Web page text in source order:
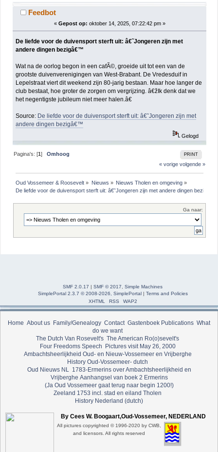
dingen bezigâ€™ (gelezen 71 keer)
Feedbot
« Gepost op: oktober 14, 2025, 07:22:42 pm »
De liefde voor de duivensport sterft uit: â€˜Jongeren zijn met
andere dingen bezigâ€™
Wat na de oorlog begon in een cafÃ©, groeide uit tot een van de
grootste duivenverenigingen van West-Brabant. De Vredesduif in
Lepelstraat viert dit weekend zijn 80-jarig bestaan. Maar hoe langer de
club bestaat, hoe groter de zorgen om vergrijzing. â€žIk denk dat we
het negentigste jubileum niet meer halen.â€
Source: De liefde voor de duivensport sterft uit: â€˜Jongeren zijn met
andere dingen bezigâ€™
Gelogd
PRINT
Pagina's: [1]Omhoog
« vorige volgende »
Oud Vossemeer & Roosevelt » Nieuws » Nieuws Tholen en omgeving»
De liefde voor de duivensport sterft uit: â€˜Jongeren zijn met andere dingen bezigâ€™
Ga naar:
SMF 2.0.17 | SMF © 2017
Simple Machines
SimplePortal 2.3.7 © 2008-2026, SimplePortal| Terms and Policies
XHTML
RSS WAP2
Home About us Family/Genealogy Contact Gastenboek Publications What
do we want
The Dutch Van Rosevelt's The American Ro(o)sevelt's
Four Freedoms Speech Pictures visit May 26, 2000
Ambachtsheerlijkheid Oud- en Nieuw-Vossemeer en Vrijberghe
History Oud-Vossemeer- dutch
Oud Nieuws NL
1783-Ermerins over Ambachtsheerlijkheid en
Vrijberghe Aanhangsel van boek 2 Ermerins
(Ja Oud Vossemeer gaat terug naar begin 1200!)
Zeeland 1753 incl. stad en eiland Tholen
History Nederland (dutch)
By Cees W. Boogaart,Oud-Vossemeer, NEDERLAND
All pictures copyrighted © 1996-2020 by CWB,
and licensors. All rights reserved